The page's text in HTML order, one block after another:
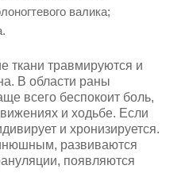
валика;
ткани травмируются и
В области раны
всего беспокоит боль,
и ходьбе. Если
и хронизируется.
развиваются
появляются